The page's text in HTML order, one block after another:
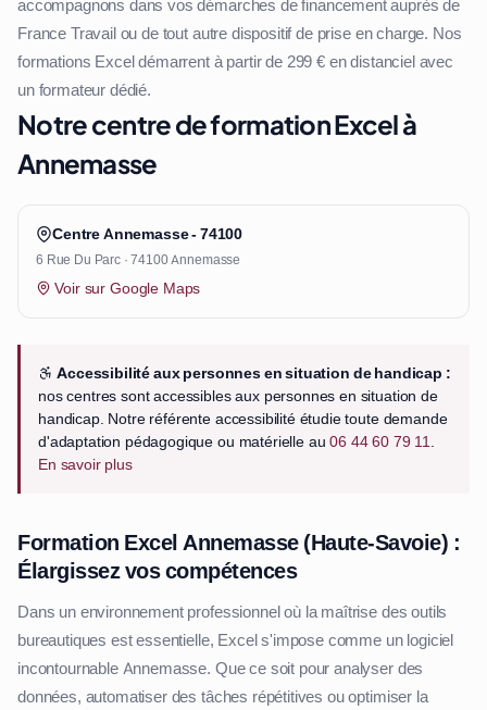
accompagnons dans vos démarches de financement auprès de
France Travail ou de tout autre dispositif de prise en charge. Nos
formations Excel démarrent à partir de 299 € en distanciel avec
un formateur dédié.
Notre centre de formation Excel à
Annemasse
Centre Annemasse - 74100
6 Rue Du Parc · 74100 Annemasse
Voir sur Google Maps
Accessibilité aux personnes en situation de handicap :
nos centres sont accessibles aux personnes en situation de
handicap. Notre référente accessibilité étudie toute demande
d'adaptation pédagogique ou matérielle au06 44 60 79 11.
En savoir plus
Formation Excel Annemasse (Haute-Savoie) :
Élargissez vos compétences
Dans un environnement professionnel où la maîtrise des outils
bureautiques est essentielle, Excel s'impose comme un logiciel
incontournable Annemasse. Que ce soit pour analyser des
données, automatiser des tâches répétitives ou optimiser la